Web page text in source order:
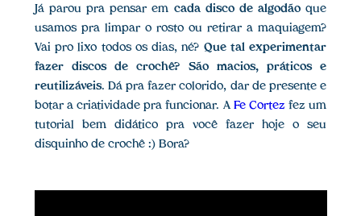
Já parou pra pensar em cada disco de algodão que
usamos pra limpar o rosto ou retirar a maquiagem?
Vai pro lixo todos os dias, né? Que tal experimentar
fazer discos de crochê? São macios, práticos e
reutilizáveis. Dá pra fazer colorido, dar de presente e
botar a criatividade pra funcionar. A Fe Cortez fez um
tutorial bem didático pra você fazer hoje o seu
disquinho de crochê :) Bora?